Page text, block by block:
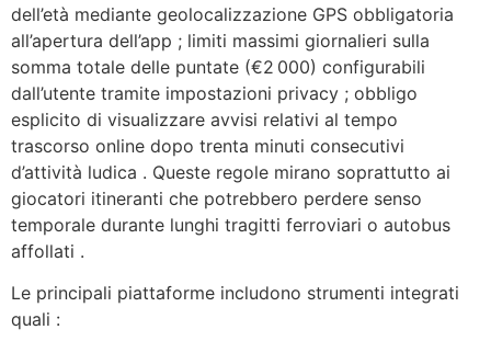
dell’età mediante geolocalizzazione GPS obbligatoria
all’apertura dell’app ; limiti massimi giornalieri sulla
somma totale delle puntate (€2 000) configurabili
dall’utente tramite impostazioni privacy ; obbligo
esplicito di visualizzare avvisi relativi al tempo
trascorso online dopo trenta minuti consecutivi
d’attività ludica . Queste regole mirano soprattutto ai
giocatori itineranti che potrebbero perdere senso
temporale durante lunghi tragitti ferroviari o autobus
affollati .
Le principali piattaforme includono strumenti integrati
quali :